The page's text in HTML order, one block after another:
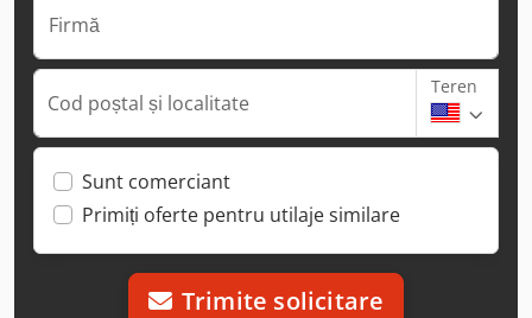
Firmă
Cod poștal și localitate
Teren
Sunt comerciant
Primiți oferte pentru utilaje similare
Trimite solicitare